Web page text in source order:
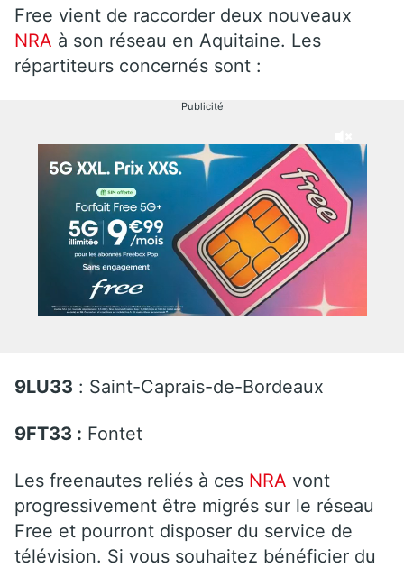
Free vient de raccorder deux nouveaux
NRA à son réseau en Aquitaine. Les
répartiteurs concernés sont :
Publicité
9LU33 : Saint-Caprais-de-Bordeaux
9FT33 : Fontet
Les freenautes reliés à ces NRA vont
progressivement être migrés sur le réseau
Free et pourront disposer du service de
télévision. Si vous souhaitez bénéficier du